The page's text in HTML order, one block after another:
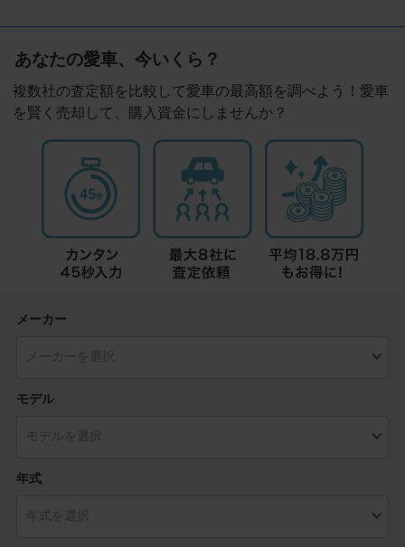
あなたの愛車、今いくら？
複数社の査定額を比較して愛車の最高額を調べよう！愛車
を賢く売却して、購入資金にしませんか？
メーカー
モデル
年式